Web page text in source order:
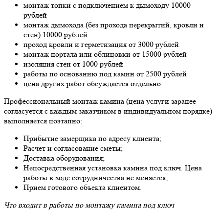
монтаж топки с подключением к дымоходу 10000
рублей
монтаж дымохода (без прохода перекрытий, кровли и
стен) 10000 рублей
проход кровли и герметизация от 3000 рублей
монтаж портала или облицовки от 15000 рублей
изоляция стен от 1000 рублей
работы по основанию под камин от 2500 рублей
цена других работ обсуждается отдельно
Профессиональный монтаж камина (цена услуги заранее
согласуется с каждым заказчиком в индивидуальном порядке)
выполняется поэтапно:
Прибытие замерщика по адресу клиента;
Расчет и согласование сметы;
Доставка оборудования;
Непосредственная установка камина под ключ. Цена
работы в ходе сотрудничества не меняется;
Прием готового объекта клиентом.
Что входит в работы по монтажу камина под ключ